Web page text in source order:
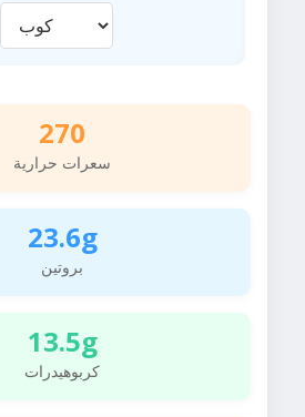
270
سعرات حرارية
23.6g
بروتين
13.5g
كربوهيدرات